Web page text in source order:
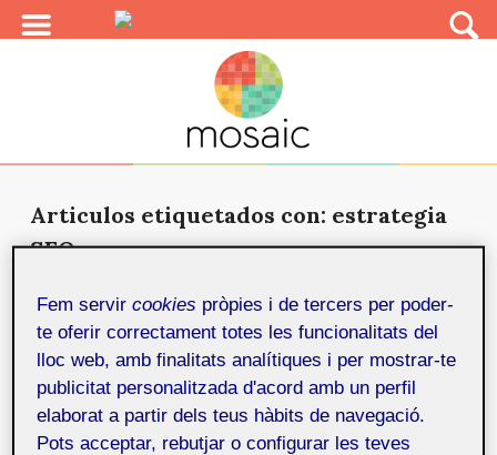
Articulos etiquetados con: estrategia
SEO
Promoción y posicionamiento de
Fotoinedita.com 7 d'octubre de 2020
El TFM ha consistido en la implementación de una
estrategia SEO para el sitio web Fotoinedita.com.
Fem servircookies pròpies i de tercers per poder-
te oferir correctament totes les funcionalitats del
lloc web, amb finalitats analítiques i per mostrar-te
publicitat personalitzada d'acord amb un perfil
elaborat a partir dels teus hàbits de navegació.
Pots acceptar, rebutjar o configurar les teves